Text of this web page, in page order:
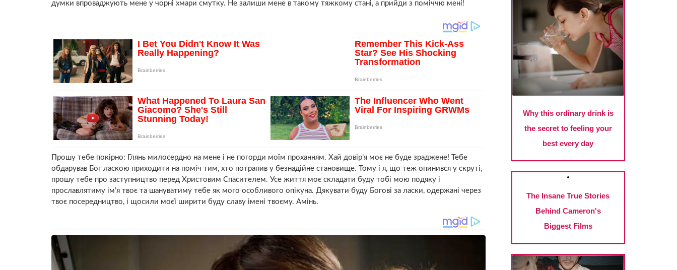
думки впроваджують мене у чорні хмари смутку. Не залиши мене в такому тяжкому стані, а прийди з поміччю мені!
Прошу тебе покірно: Глянь милосердно на мене і не погорди моїм проханням. Хай довір’я моє не буде зраджене! Тебе
обдарував Бог ласкою приходити на поміч тим, хто потрапив у безнадійне становище. Тому і я, що теж опинився у скруті,
прошу тебе про заступництво перед Христовим Спасителем. Усе життя моє складати буду тобі мою подяку і
прославлятиму ім’я твоє та шануватиму тебе як мого особливого опікуна. Дякувати буду Богові за ласки, одержані через
твоє посередництво, і щосили моєї ширити буду славу імені твоєму. Амінь.